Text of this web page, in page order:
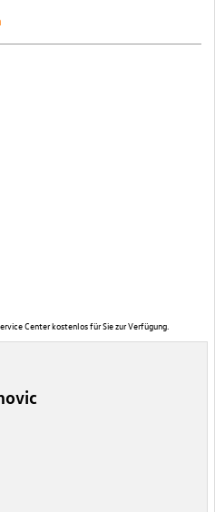
Center kostenlos für Sie zur Verfügung.